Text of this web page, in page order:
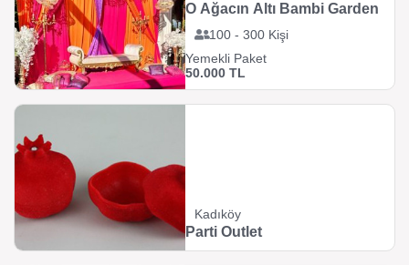
100 - 300 Kişi
O Ağacın Altı Bambi Garden
Yemekli Paket
50.000 TL
Kadıköy
Parti Outlet